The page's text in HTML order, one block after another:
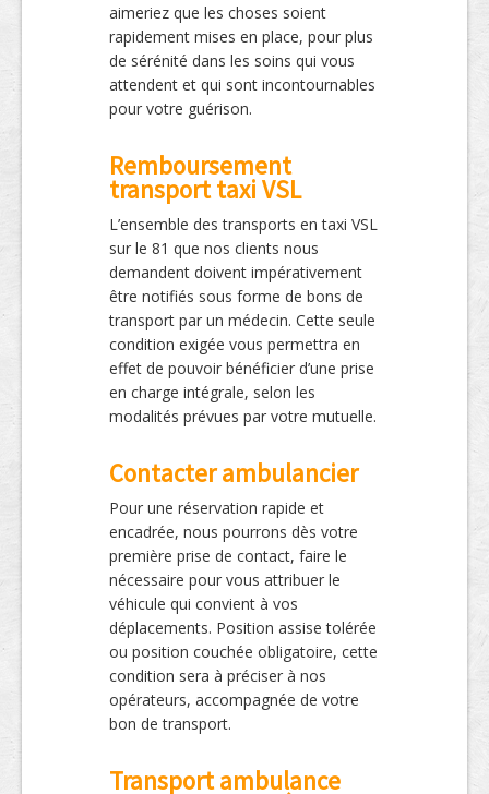
aimeriez que les choses soient
rapidement mises en place, pour plus
de sérénité dans les soins qui vous
attendent et qui sont incontournables
pour votre guérison.
Remboursement
transport taxi VSL
L’ensemble des transports en taxi VSL
sur le 81 que nos clients nous
demandent doivent impérativement
être notifiés sous forme de bons de
transport par un médecin. Cette seule
condition exigée vous permettra en
effet de pouvoir bénéficier d’une prise
en charge intégrale, selon les
modalités prévues par votre mutuelle.
Contacter ambulancier
Pour une réservation rapide et
encadrée, nous pourrons dès votre
première prise de contact, faire le
nécessaire pour vous attribuer le
véhicule qui convient à vos
déplacements. Position assise tolérée
ou position couchée obligatoire, cette
condition sera à préciser à nos
opérateurs, accompagnée de votre
bon de transport.
Transport ambulance